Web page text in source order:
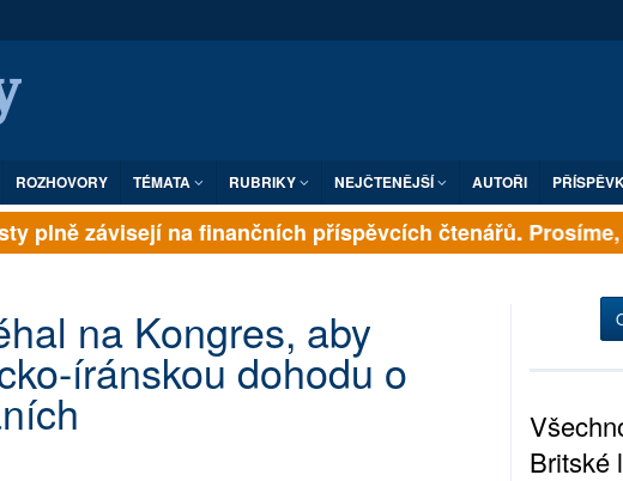
ROZHOVORY TÉMATA RUBRIKY NEJČTENĚJŠÍ AUTOŘI
plně závisejí na finančních příspěvcích čtenářů. Prosíme,
na Kongres, aby
íránskou dohodu o
Britské